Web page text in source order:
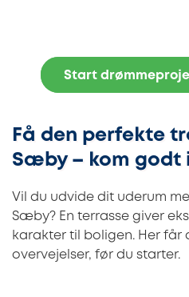
Start
Få den perfekte
Sæby – kom godt
Vil du udvide dit uderum
Sæby? En terrasse giver
karakter til boligen. Her får
overvejelser, før du starter.